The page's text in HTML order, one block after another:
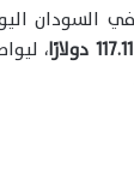
117.11 دولارًا
،